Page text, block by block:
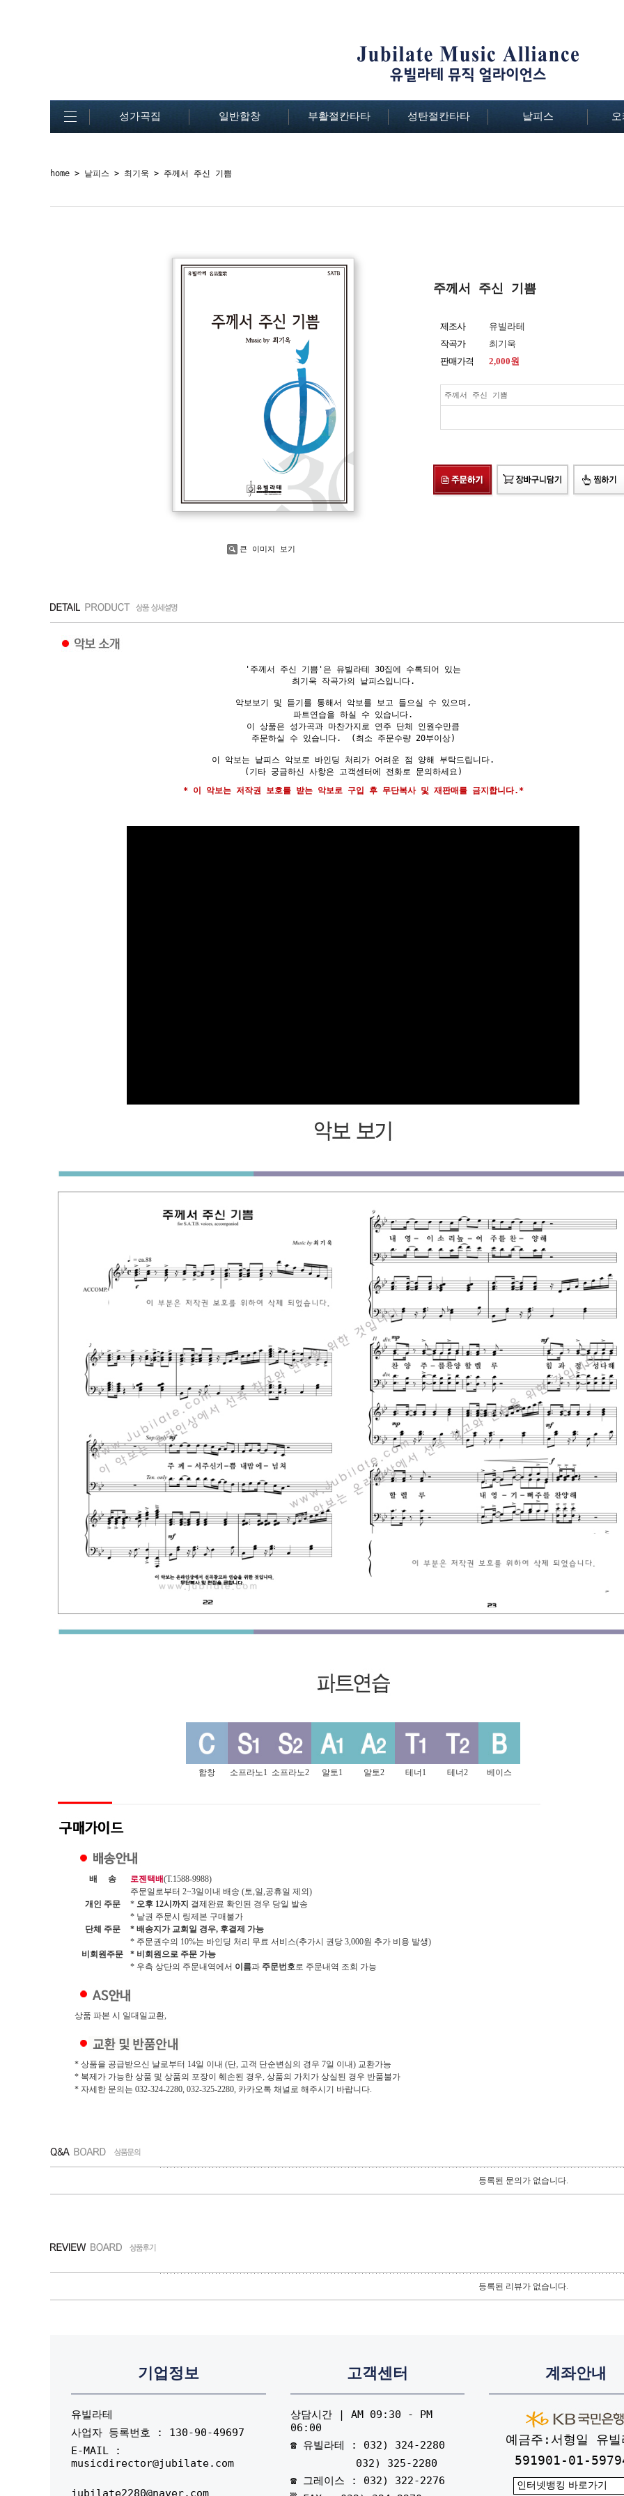
성가곡집 일반합창 부활절칸타타 성탄절칸타타 낱피스
home > 낱피스 > 최기욱 > 주께서 주신 기쁨
큰 이미지 보기
주께서 주신 기쁨
제조사
유빌라테
작곡가
최기욱
판매가격
2,000원
주께서 주신 기쁨
'주께서 주신 기쁨'은 유빌라테 30집에 수록되어 있는
최기욱 작곡가의 낱피스입니다.
악보보기 및 듣기를 통해서 악보를 보고 들으실 수 있으며,
파트연습을 하실 수 있습니다.
이 상품은 성가곡과 마찬가지로 연주 단체 인원수만큼
주문하실 수 있습니다. (최소 주문수량 20부이상)
이 악보는 낱피스 악보로 바인딩 처리가 어려운 점 양해 부탁드립니다.
(기타 궁금하신 사항은 고객센터에 전화로 문의하세요)
* 이 악보는 저작권 보호를 받는 악보로 구입 후 무단복사 및 재판매를 금지합니다.*
합창 소프라노1 소프라노2 알토1 알토2 테너1 테너2 베이스
배 송 로젠택배(T.1588-9988)
주문일로부터 2~3일이내 배송 (토,일,공휴일 제외)
개인 주문
* 오후 12시까지 결제완료 확인된 경우 당일 발송
* 낱권 주문시 링제본 구매불가
단체 주문
* 배송지가 교회일 경우, 후결제 가능
* 주문권수의 10%는 바인딩 처리 무료 서비스(추가시 권당 3,000원 추가 비용 발생)
비회원주문
* 비회원으로 주문 가능
* 우측 상단의 주문내역에서 이름과 주문번호로 주문내역 조회 가능
상품 파본 시 일대일교환,
* 상품을 공급받으신 날로부터 14일 이내 (단, 고객 단순변심의 경우 7일 이내) 교환가능
* 복제가 가능한 상품 및 상품의 포장이 훼손된 경우, 상품의 가치가 상실된 경우 반품불가
* 자세한 문의는 032-324-2280, 032-325-2280, 카카오톡 채널로 해주시기 바랍니다.
등록된 문의가 없습니다.
등록된 리뷰가 없습니다.
기업정보
유빌라테
사업자 등록번호 : 130-90-49697
E-MAIL :
musicdirector@jubilate.com
jubilate2280@naver.com
고객센터
상담시간 | AM 09:30 - PM
06:00
☎ 유빌라테 : 032) 324-2280
032) 325-2280
☎ 그레이스 : 032) 322-2276
계좌안내
예금주:서형일 유빌
591901-01-